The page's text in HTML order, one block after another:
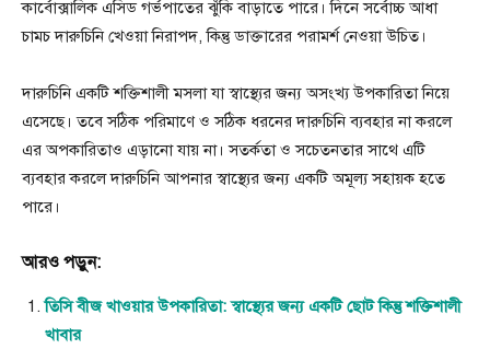
কার্বোক্সালিক এসিড গর্ভপাতের ঝুঁকি বাড়াতে পারে। দিনে সর্বোচ্চ আধা
চামচ দারুচিনি খেওয়া নিরাপদ, কিন্তু ডাক্তারের পরামর্শ নেওয়া উচিত।
দারুচিনি একটি শক্তিশালী মসলা যা স্বাস্থ্যের জন্য অসংখ্য উপকারিতা নিয়ে
এসেছে। তবে সঠিক পরিমাণে ও সঠিক ধরনের দারুচিনি ব্যবহার না করলে
এর অপকারিতাও এড়ানো যায় না। সতর্কতা ও সচেতনতার সাথে এটি
ব্যবহার করলে দারুচিনি আপনার স্বাস্থ্যের জন্য একটি অমূল্য সহায়ক হতে
পারে।
আরও পড়ুন:
তিসি বীজ খাওয়ার উপকারিতা: স্বাস্থ্যের জন্য একটি ছোট কিন্তু শক্তিশালী
খাবার